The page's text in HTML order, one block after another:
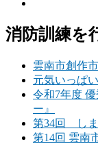
消防訓練を
雲南市創作
元気いっぱ
令和7年度
ー』
第34回 しま
第14回 雲南